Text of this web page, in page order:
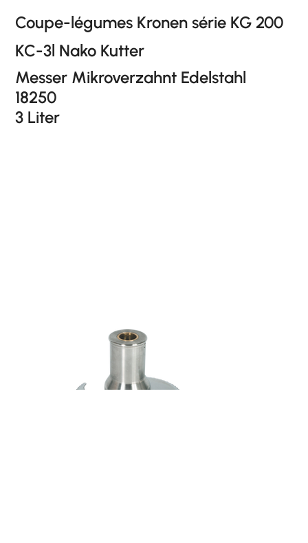
Coupe-légumes Kronen série KG 200
KC-3l Nako Kutter
Messer Mikroverzahnt Edelstahl
18250
3 Liter